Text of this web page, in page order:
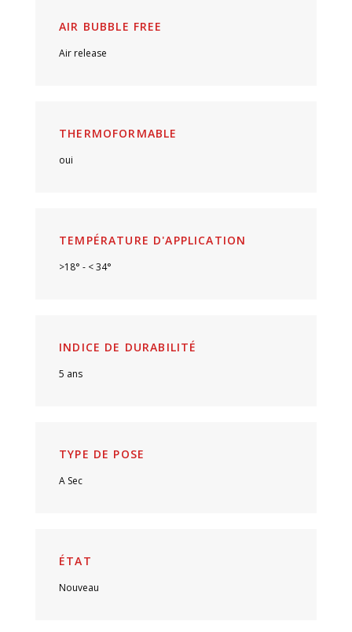
AIR BUBBLE FREE
Air release
THERMOFORMABLE
oui
TEMPÉRATURE D'APPLICATION
>18° - < 34°
INDICE DE DURABILITÉ
5 ans
TYPE DE POSE
A Sec
ÉTAT
Nouveau